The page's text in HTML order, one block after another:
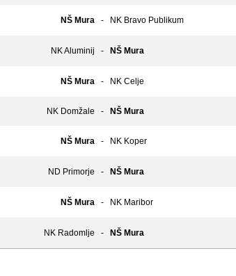
NŠ Mura - NK Bravo Publikum
NK Aluminij - NŠ Mura
NŠ Mura - NK Celje
NK Domžale - NŠ Mura
NŠ Mura - NK Koper
ND Primorje - NŠ Mura
NŠ Mura - NK Maribor
NK Radomlje - NŠ Mura